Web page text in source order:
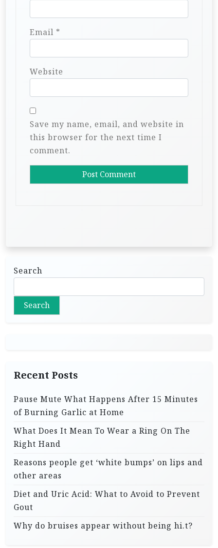
Email *
Website
Save my name, email, and website in
this browser for the next time I
comment.
Search
Search
Recent Posts
Pause Mute What Happens After 15 Minutes
of Burning Garlic at Home
What Does It Mean To Wear a Ring On The
Right Hand
Reasons people get ‘white bumps’ on lips and
other areas
Diet and Uric Acid: What to Avoid to Prevent
Gout
Why do bruises appear without being hi.t?